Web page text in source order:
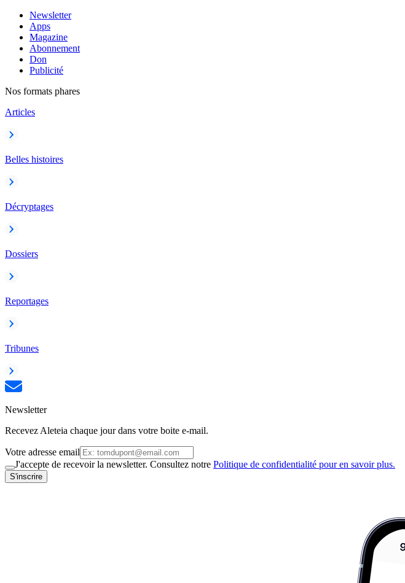
Newsletter
Apps
Magazine
Abonnement
Don
Publicité
Nos formats phares
Articles
Belles histoires
Décryptages
Dossiers
Reportages
Tribunes
Newsletter
Recevez Aleteia chaque jour dans votre boite e-mail.
Votre adresse email
J'accepte de recevoir la newsletter. Consultez notre Politique de confidentialité pour en savoir plus.
S'inscrire